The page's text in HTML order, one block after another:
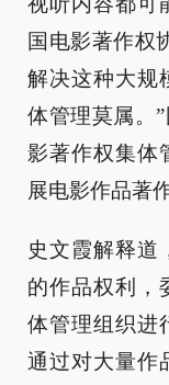
国电影著作权
解决这种大规
体管理莫属。
影著作权集体
展电影作品著
史文霞解释道
的作品权利，
体管理组织进
通过对大量作